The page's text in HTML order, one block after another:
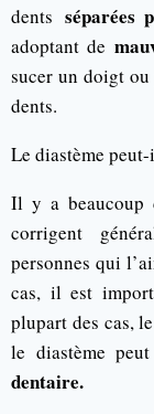
dents séparées
adoptant de
sucer un doigt
dents.
Le diastème
Il y a beaucoup
corrigent
personnes qui
cas, il est
plupart des cas,
le diastème
dentaire.